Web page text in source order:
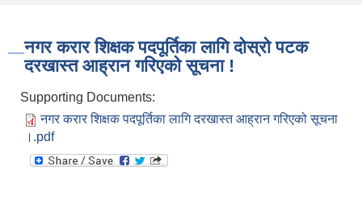
नगर करार शिक्षक पदपूर्तिका लागि दोस्रो पटक
दरखास्त आह्रान गरिएको सूचना !
Supporting Documents:
नगर करार शिक्षक पदपूर्तिका लागि दरखास्त आह्रान गरिएको सूचना
।.pdf